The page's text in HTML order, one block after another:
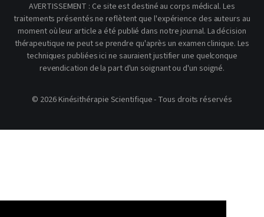
AVERTISSEMENT : Ce site est destiné au corps médical. Les
traitements présentés ne reflètent que l'expérience des auteurs au
moment où leur article a été publié dans notre journal. La décision
thérapeutique ne peut se prendre qu'après un examen clinique. Les
techniques publiées ici ne sauraient justifier une quelconque
revendication de la part d'un soignant ou d'un soigné.
© 2026 Kinésithérapie Scientifique - Tous droits réservés